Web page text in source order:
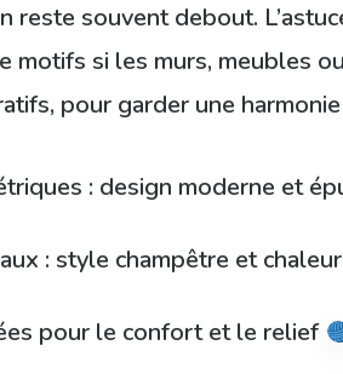
reste souvent debout.
motifs si les murs, meubles
pour garder une
: design moderne et
: style champêtre et
pour le confort et le relief